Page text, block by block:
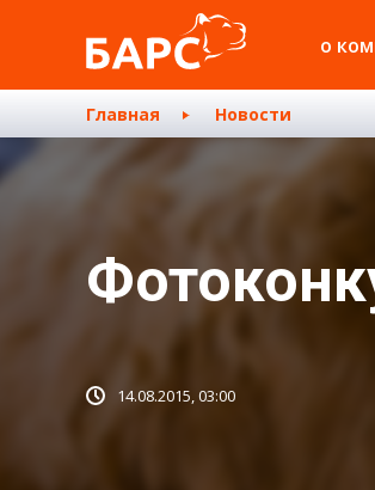
о
Главная Новости
14.08.2015, 03:00